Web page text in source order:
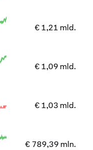
€ 1,21 mld.
€ 1,09 mld.
€ 1,03 mld.
€ 789,39 mln.